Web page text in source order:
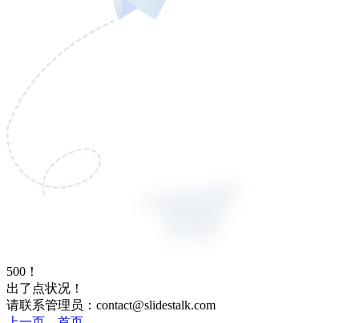
500！
出了点状况！
请联系管理员：contact@slidestalk.com